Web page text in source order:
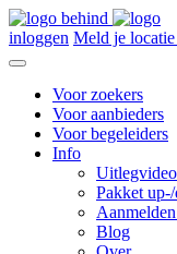
inloggen Meld je locatie
Voor zoekers
Voor aanbieders
Voor begeleiders
Info
Pakket
Blog